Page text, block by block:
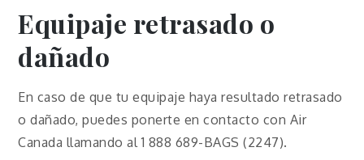
Equipaje retrasado o
dañado
En caso de que tu equipaje haya resultado retrasado
o dañado, puedes ponerte en contacto con Air
Canada llamando al 1 888 689-BAGS (2247).